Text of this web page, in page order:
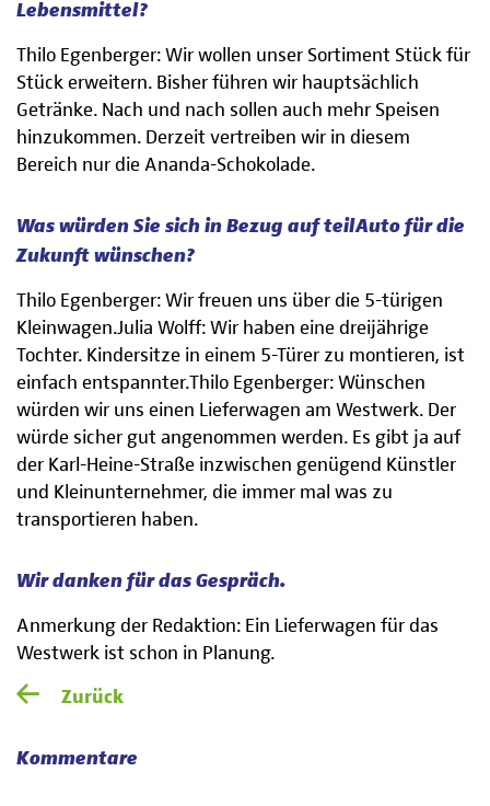
Lebensmittel?
Thilo Egenberger: Wir wollen unser Sortiment Stück für
Stück erweitern. Bisher führen wir hauptsächlich
Getränke. Nach und nach sollen auch mehr Speisen
hinzukommen. Derzeit vertreiben wir in diesem
Bereich nur die Ananda-Schokolade.
Was würden Sie sich in Bezug auf teilAuto für die
Zukunft wünschen?
Thilo Egenberger: Wir freuen uns über die 5-türigen
Kleinwagen.Julia Wolff: Wir haben eine dreijährige
Tochter. Kindersitze in einem 5-Türer zu montieren, ist
einfach entspannter.Thilo Egenberger: Wünschen
würden wir uns einen Lieferwagen am Westwerk. Der
würde sicher gut angenommen werden. Es gibt ja auf
der Karl-Heine-Straße inzwischen genügend Künstler
und Kleinunternehmer, die immer mal was zu
transportieren haben.
Wir danken für das Gespräch.
Anmerkung der Redaktion: Ein Lieferwagen für das
Westwerk ist schon in Planung.
Zurück
Kommentare